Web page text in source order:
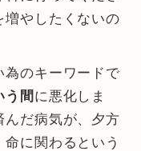
増やしたくないの
為のキーワードで
う間に悪化しま
だ病気が、夕方
に関わるという